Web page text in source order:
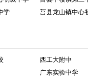
学 莒县龙山镇中心
西工大附中
广东实验中学